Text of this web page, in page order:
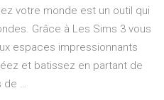
votre monde est un outil qui
Grâce à Les Sims 3 vous
espaces impressionnants
et batissez en partant de
de …